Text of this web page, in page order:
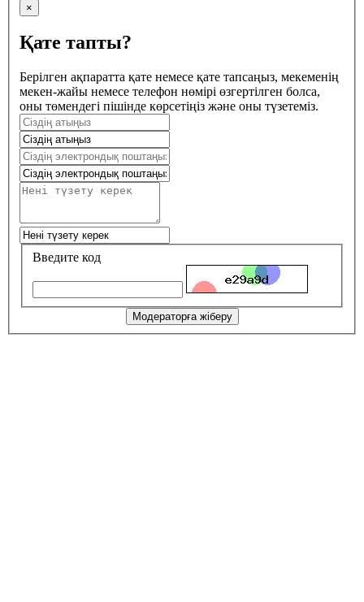
×
Қате тапты?
Берілген ақпаратта қате немесе қате тапсаңыз, мекеменің
мекен-жайы немесе телефон нөмірі өзгертілген болса,
оны төмендегі пішінде көрсетіңіз және оны түзетеміз.
Введите код
Модераторға жіберу